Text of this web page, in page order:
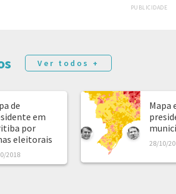
PUBLICIDADE
Ver todos +
de
em
por
eleitorais
2018
Mapa
28/10/